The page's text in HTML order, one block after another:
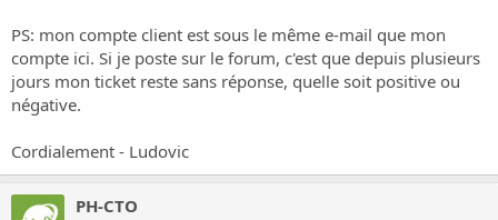
PS: mon compte client est sous le même e-mail que mon
compte ici. Si je poste sur le forum, c'est que depuis plusieurs
jours mon ticket reste sans réponse, quelle soit positive ou
négative.
Cordialement - Ludovic
PH-CTO